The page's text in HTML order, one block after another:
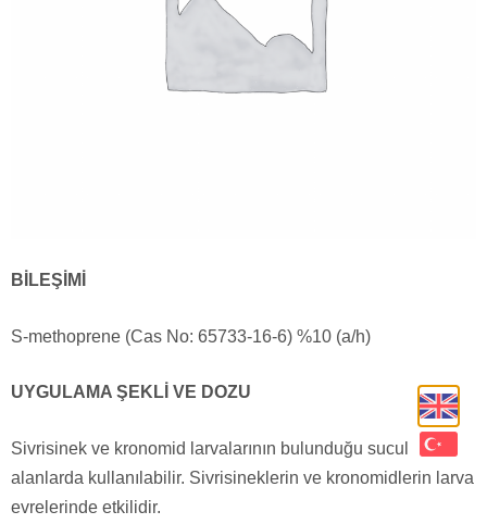
BİLEŞİMİ
S-methoprene (Cas No: 65733-16-6) %10 (a/h)
UYGULAMA ŞEKLİ VE DOZU
Sivrisinek ve kronomid larvalarının bulunduğu sucul
alanlarda kullanılabilir. Sivrisineklerin ve kronomidlerin larva
evrelerinde etkilidir.